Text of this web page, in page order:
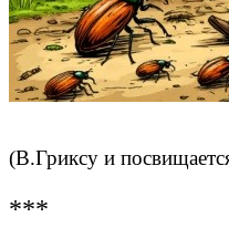
(В.Гриксу и
***